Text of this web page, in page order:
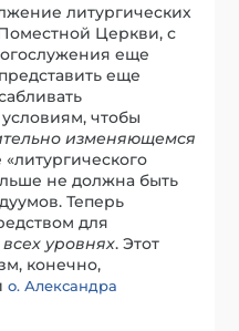
литургических
Церкви, с
еще
еще
чтобы
изменяющемся
не должна быть
Теперь
для
уровнях. Этот
конечно,
о. Александра